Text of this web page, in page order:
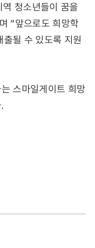
청소년들이 꿈을
“앞으로도 희망학
될 수 있도록 지원
스마일게이트 희망